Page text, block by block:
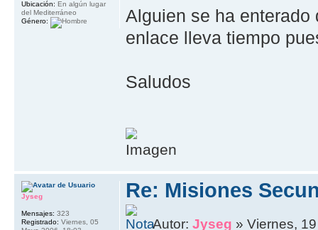
Alguien se ha enterado
enlace lleva tiempo
Saludos
Ubicación: En algún lugar
del Mediterráneo
Género:
Re: Misiones
Autor:Jyseg » Viernes,
Jyseg
Mensajes: 323
Registrado: Viernes, 05